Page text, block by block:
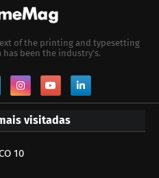
of the printing and typesetting
has been the industry's.
visitadas
10